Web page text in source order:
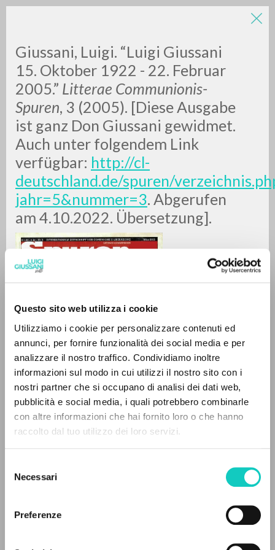
Questo sito web utilizza i cookie
Utilizziamo i cookie per personalizzare contenuti ed
annunci, per fornire funzionalità dei social media e per
analizzare il nostro traffico. Condividiamo inoltre
informazioni sul modo in cui utilizzi il nostro sito con i
nostri partner che si occupano di analisi dei dati web,
pubblicità e social media, i quali potrebbero combinarle
con altre informazioni che hai fornito loro o che hanno
raccolto dal tuo utilizzo dei loro servizi.
delNecessari
Preferenze
Giussani, Luigi. “Luigi Giussani
15. Oktober 1922 - 22. Februar
2005.” Litterae Communionis-
Spuren, 3 (2005). [Diese Ausgabe
ist ganz Don Giussani gewidmet.
Auch unter folgendem Link
verfügbar: http://cl-
deutschland.de/spuren/
jahr=5&nummer=3. Abgerufen
am 4.10.2022. Übersetzung].
2005
ADVANCED SEARCH »
0RESULTS FOUND
THE PROJECT
bibliographic references, full texts in 5
languages, and dedicated thematic sections.